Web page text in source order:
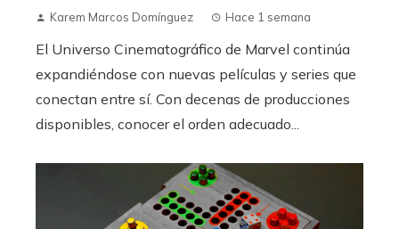
Karem Marcos Domínguez Hace 1 semana
El Universo Cinematográfico de Marvel continúa
expandiéndose con nuevas películas y series que
conectan entre sí. Con decenas de producciones
disponibles, conocer el orden adecuado...